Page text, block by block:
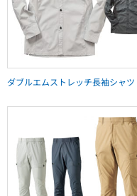
ダブルエムストレッチ長袖シャツ